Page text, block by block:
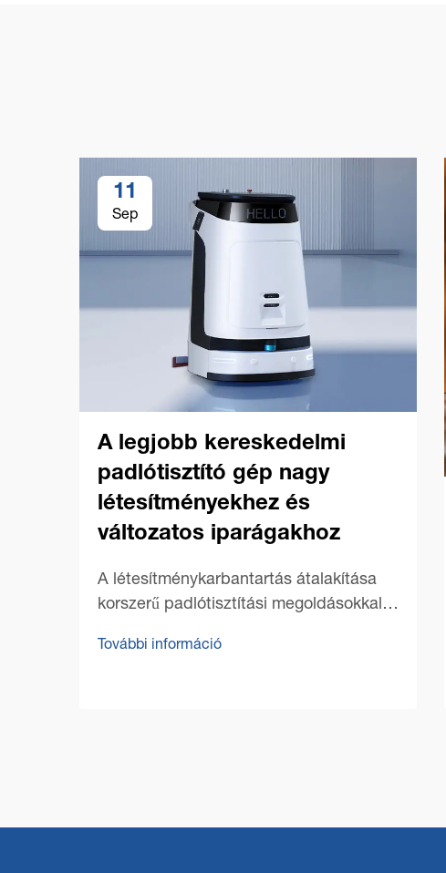
11
Sep
A legjobb kereskedelmi
padlótisztító gép nagy
létesítményekhez és
változatos iparágakhoz
A létesítménykarbantartás átalakítása
korszerű padlótisztítási megoldásokkal A
tisztaságának fenntartása egyedi
a különböző szennyeződésekkel.
További információ